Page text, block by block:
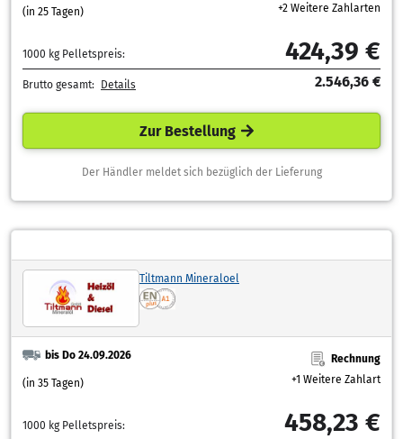
(in 25 Tagen)
+2 Weitere Zahlarten
1000 kg Pelletspreis: 424,39 €
Brutto gesamt: Details 2.546,36 €
Zur Bestellung
Der Händler meldet sich bezüglich der Lieferung
Tiltmann Mineraloel
bis Do 24.09.2026
(in 35 Tagen)
Rechnung
+1 Weitere Zahlart
1000 kg Pelletspreis: 458,23 €